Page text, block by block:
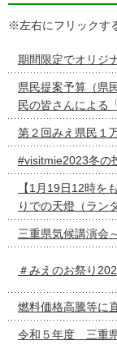
※左右にフリックす
期間限定でオリジ
県民提案予算（県
民の皆さんによる
第２回みえ県民１
#visitmie2023冬の
【1月19日12時を
りでの天燈（ラン
三重県気候講演会
＃みえのお祭り
燃料価格高騰等に
令和５年度 三重